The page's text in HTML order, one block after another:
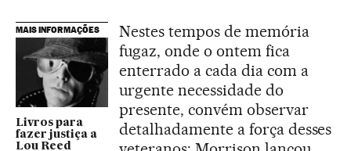
MAIS INFORMAÇÕES
Livros para
fazer justiça a
Lou Reed
Nestes tempos de memória
fugaz, onde o ontem fica
enterrado a cada dia com a
urgente necessidade do
presente, convém observar
detalhadamente a força desses